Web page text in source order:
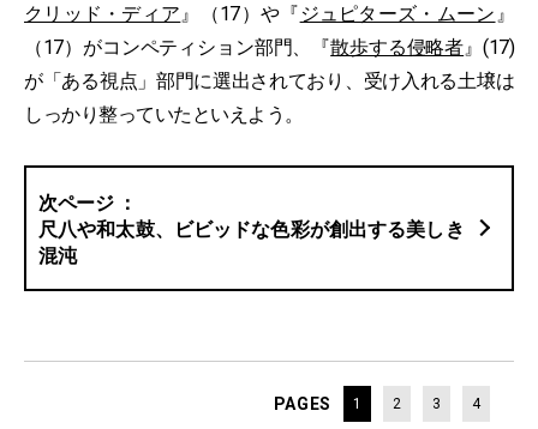
クリッド・ディア 』（17）や『 ジュピターズ・ムーン 』
（17）がコンペティション部門、『散歩する侵略者 』(17)
が「ある視点」部門に選出されており、受け入れる土壌は
しっかり整っていたといえよう。
尺八や和太鼓、ビビッドな色彩が創出する美しき
混沌
PAGES 1 2 3 4